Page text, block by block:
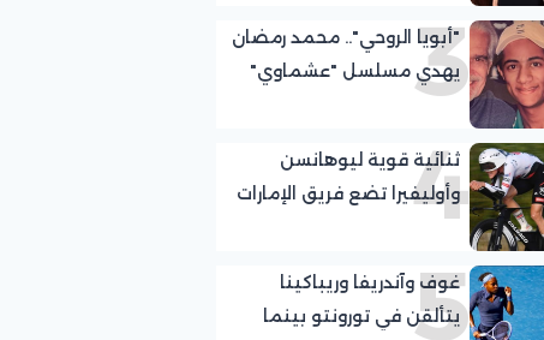
3
"أبويا الروحي".. محمد رمضان
يهدي مسلسل "عشماوي"
4
ثنائية قوية ليوهانسن
وأوليفيرا تضع فريق الإمارات
5
غوف وآندريفا وريباكينا
يتألقن في تورونتو بينما